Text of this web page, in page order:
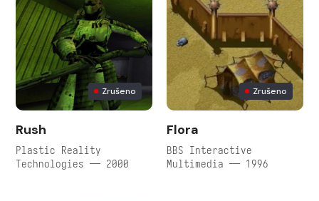
Zrušeno
Rush
Plastic Reality
Technologies — 2000
Zrušeno
Flora
BBS Interactive
Multimedia — 1996